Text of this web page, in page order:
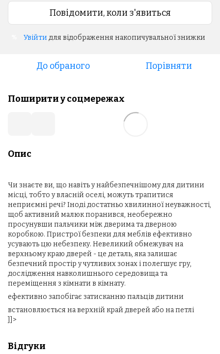
Повідомити, коли з'явиться
Увійти для відображення накопичувальної знижки
До обраного Порівняти
Поширити у соцмережах
Опис
Чи знаєте ви, що навіть у найбезпечнішому для дитини
місці, тобто у власній оселі, можуть трапитися
неприємні речі? Іноді достатньо хвилинної неуважності,
щоб активний малюк поранився, необережно
просунувши пальчики між дверима та дверною
коробкою. Пристрої безпеки для меблів ефективно
усувають цю небезпеку. Невеликий обмежувач на
верхньому краю дверей - це деталь, яка залишає
безпечний простір у чутливих зонах і полегшує гру,
дослідження навколишнього середовища та
переміщення з кімнати в кімнату.
ефективно запобігає затисканню пальців дитини
встановлюється на верхній край дверей або на петлі
]]>
Відгуки